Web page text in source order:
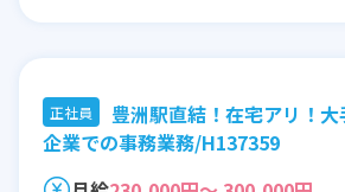
正社員
豊洲駅直結！在宅アリ！
企業での事務業務/H137359